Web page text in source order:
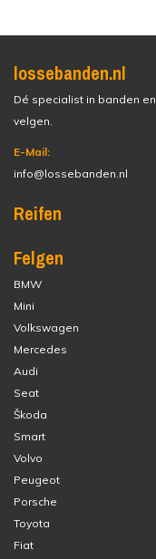
lossebanden.nl
Dé specialist in banden en
velgen.
E-Mail:
info@lossebanden.nl
Reifen
Felgen
BMW
Mini
Volkswagen
Mercedes
Audi
Seat
Škoda
Smart
Volvo
Peugeot
Porsche
Toyota
Fiat